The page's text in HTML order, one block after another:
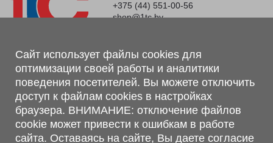
+375 (44) 551-00-56
shop@1tc.by
Магазин, склад
г. Минск, Минский р-н, п. Привольный, ул. Мира, 20А,
223062
г. Брест, ул. Лейтенанта Рябцева, 108 В, 224701
Обращаем Ваше внимание, что вся предоставленная на сайте
информация, касающаяся комплектаций, технических
Сайт использует файлы cookies для
оптимизации своей работы и аналитики
поведения посетителей. Вы можете отключить
доступ к файлам cookies в настройках
браузера. ВНИМАНИЕ: отключение файлов
cookie может привести к ошибкам в работе
сайта. Оставаясь на сайте, Вы даете согласие